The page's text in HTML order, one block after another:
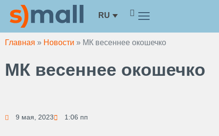
Перейти
содержимому
RU
Главная » Новости » МК весеннее окошечко
МК весеннее окошечко
9 мая, 2023 1:06 пп